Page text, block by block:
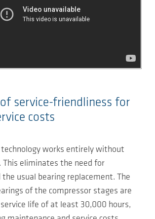
service-friendliness for
costs
works entirely without
This eliminates the need for
the usual bearing replacement. The
of the compressor stages are
life of at least 30,000 hours,